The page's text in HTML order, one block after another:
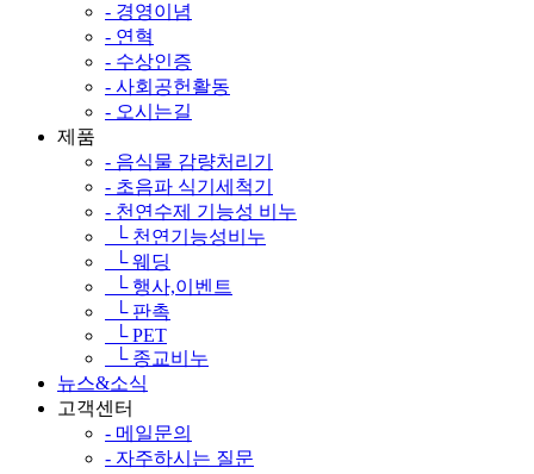
- 경영이념
- 연혁
- 수상인증
- 사회공헌활동
- 오시는길
제품
- 음식물 감량처리기
- 초음파 식기세척기
- 천연수제 기능성 비누
└ 천연기능성비누
└ 웨딩
└ 행사,이벤트
└ 판촉
└ PET
└ 종교비누
뉴스&소식
고객센터
- 메일문의
- 자주하시는 질문